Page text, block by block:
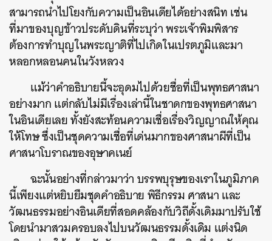
สามารถนำไปโยงกับความเป็นอินเดียได้อย่างสนิท เช่น
ที่มาของบุญข้าวประดับดินที่ระบุว่า พระเจ้าพิมพิสาร
ต้องการทำบุญในพระญาติที่ไปเกิดในเปรตภูมิและมา
หลอกหลอนคนในวังหลวง
แม้ว่าคำอธิบายนี้จะอุดมไปด้วยชื่อที่เป็นพุทธศาสนา
อย่างมาก แต่กลับไม่มีเรื่องเล่านี้ในชาดกของพุทธศาสนา
ในอินเดียเลย ทั้งยังสะท้อนความเชื่อเรื่องวิญญาณให้คุณ
ให้โทษ ซึ่งเป็นชุดความเชื่อที่เด่นมากของศาสนาผีที่เป็น
ศาสนาโบราณของอุษาคเนย์
ฉะนั้นอย่างที่กล่าวมาว่า บรรพบุรุษของเราในภูมิภาค
นี้เพียงแต่หยิบยืมชุดคำอธิบาย พิธีกรรม ศาสนา และ
วัฒนธรรมอย่างอินเดียที่สอดคล้องกับวิถีดั้งเดิมมาปรับใช้
โดยนำมาสวมครอบลงไปบนวัฒนธรรมดั้งเดิม แต่งนิด